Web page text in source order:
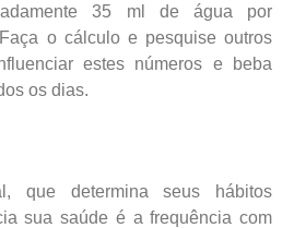
35 ml de água por
o cálculo e pesquise outros
estes números e beba
os dias.
que determina seus hábitos
sua saúde é a frequência com